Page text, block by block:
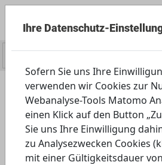
Ihre Datenschutz-
Sofern Sie uns Ihre
verwenden wir Cookies zur
Webanalyse-Tools Matomo
einen Klick auf den Button
Sie uns Ihre Einwilligung
zu Analysezwecken Cookies
mit einer Gültigkeitsdauer